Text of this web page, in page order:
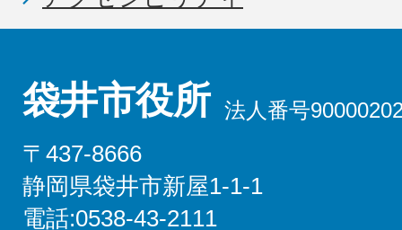
袋井市役所 法人番号
〒437-8666
静岡県袋井市新屋1-1-1
電話:0538-43-2111